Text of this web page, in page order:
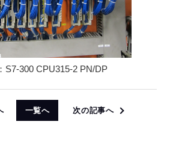
S7-300 CPU315-2 PN/DP
一覧へ 次の記事へ